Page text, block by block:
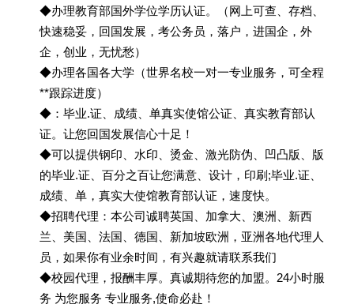
◆办理教育部国外学位学历认证。（网上可查、存档、
快速稳妥，回国发展，考公务员，落户，进国企，外
企，创业，无忧愁）
◆办理各国各大学（世界名校一对一专业服务，可全程
**跟踪进度）
◆：毕业.证、成绩、单真实使馆公证、真实教育部认
证。让您回国发展信心十足！
◆可以提供钢印、水印、烫金、激光防伪、凹凸版、版
的毕业.证、百分之百让您满意、设计，印刷;毕业.证、
成绩、单，真实大使馆教育部认证，速度快。
◆招聘代理：本公司诚聘英国、加拿大、澳洲、新西
兰、美国、法国、德国、新加坡欧洲，亚洲各地代理人
员，如果你有业余时间，有兴趣就请联系我们
◆校园代理，报酬丰厚。真诚期待您的加盟。24小时服
务 为您服务 专业服务,使命必赴！